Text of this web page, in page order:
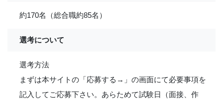
約170名（総合職約85名）
選考について
選考方法
まずは本サイトの「応募する→」の画面にて必要事項を
記入してご応募下さい。あらためて試験日（面接、作